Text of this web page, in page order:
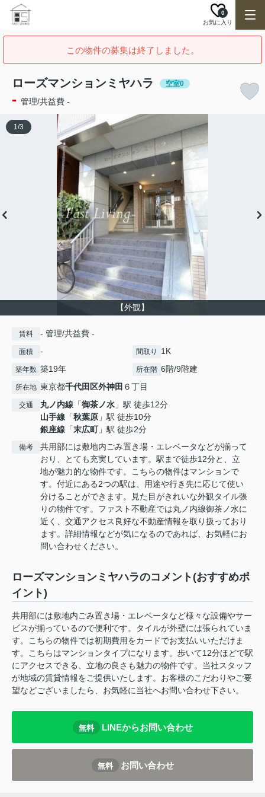
お気に入り
0
この物件の募集は終了しました。
ローズマンションミヤハラ 空室0
- 管理/共益費 -
【外観】
1/3
賃料 - 管理/共益費 -
面積 - 間取り 1K
築年数 築19年 所在階 6階/9階建
所在地 東京都千代田区外神田 ６丁目
交通 丸ノ内線 「御茶ノ水 」駅 徒歩12分
山手線 「秋葉原 」駅 徒歩10分
銀座線 「末広町」駅 徒歩2分
備考
共用部には敷地内ごみ置き場・エレベータなどが揃って
おり、とても充実しています。駅まで徒歩12分と、立
地が魅力的な物件です。こちらの物件はマンションで
す。付近にある2つの駅は、用途や行き先に応じて使い
分けることができます。見た目がきれいな外観タイル張
りの物件です。ファスト不動産では丸ノ内線御茶ノ水に
近く、交通アクセス良好な不動産情報を取り扱っており
ます。詳細情報などが気になるのであれば、お気軽にお
問い合わせください。
ローズマンションミヤハラのコメント(おすすめポ
イント)
共用部には敷地内ごみ置き場・エレベータなど様々な設備やサー
ビスが揃っているので便利です。タイルが外壁には張られていま
す。こちらの物件では初期費用をカードでお支払いいただけま
す。こちらはマンションタイプになります。歩いて12分ほどで駅
にアクセスできる、立地の良さも魅力の物件です。当社スタッフ
が地域の賃貸情報をご提供いたします。お客様のこだわりやご要
望などございましたら、お気軽に当社へお問い合わせ下さい。
無料 LINEからお問い合わせ
無料 お問い合わせ